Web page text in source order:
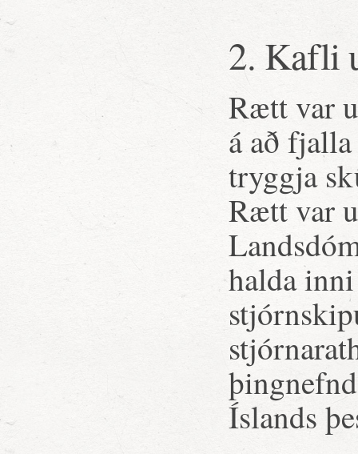
2. Kafli
Rætt var
á að
tryggja
Rætt var
halda
Íslands